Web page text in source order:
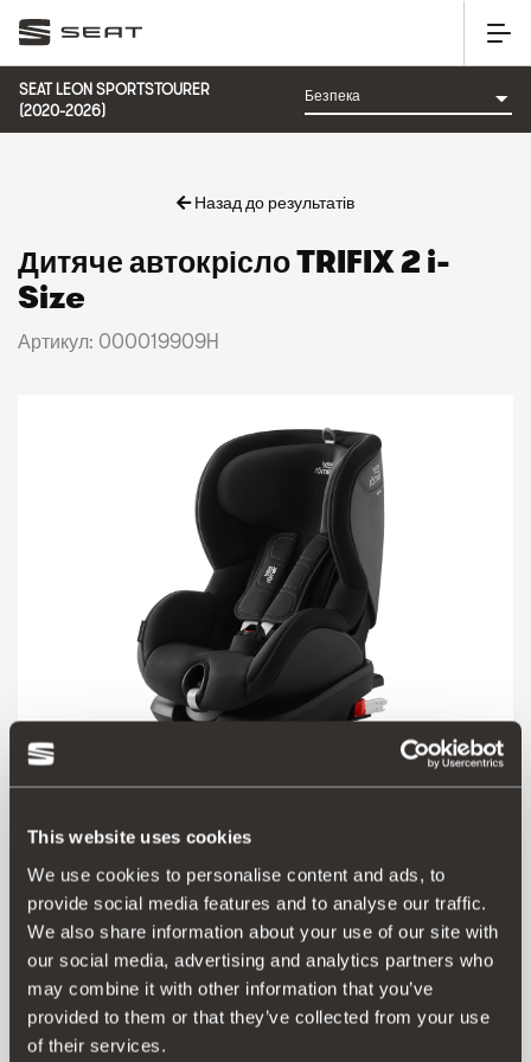
This website uses cookies
We use cookies to personalise content and ads, to
provide social media features and to analyse our traffic.
We also share information about your use of our site with
our social media, advertising and analytics partners who
may combine it with other information that you’ve
provided to them or that they’ve collected from your use
of their services.
SEAT LEON SPORTSTOURER
(2020-2026)
Назад до результатів
Дитяче автокрісло TRIFIX 2 i-
Size
Артикул: 000019909H
Продукт
Можливо, це одне з небагатьох місць, де в цьому віці діти
залишатимуться спокійними. Автокрісло для дітей віком
від 15 місяців до 4 років (зростом 76–105 см, вагою 9–
22 кг). Воно забезпечує не лише захист, а й комфорт.
Відповідає новому стандарту безпеки автокрісел ECE
R129 (i-Size).
Його легко встановити завдяки вбудованим роз’ємам